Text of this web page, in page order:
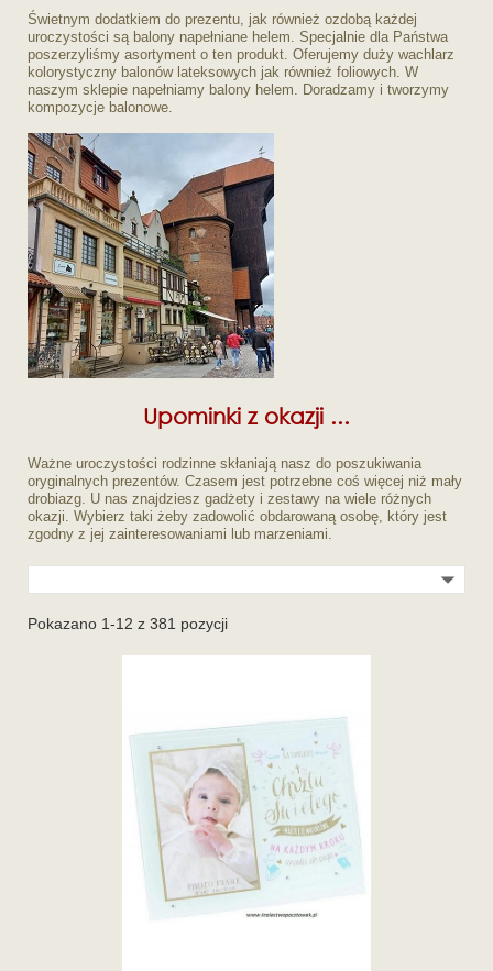
Świetnym dodatkiem do prezentu, jak również ozdobą każdej
uroczystości są balony napełniane helem. Specjalnie dla Państwa
poszerzyliśmy asortyment o ten produkt. Oferujemy duży wachlarz
kolorystyczny balonów lateksowych jak również foliowych. W
naszym sklepie napełniamy balony helem. Doradzamy i tworzymy
kompozycje balonowe.
Upominki z okazji ...
Ważne uroczystości rodzinne skłaniają nasz do poszukiwania
oryginalnych prezentów. Czasem jest potrzebne coś więcej niż mały
drobiazg. U nas znajdziesz gadżety i zestawy na wiele różnych
okazji. Wybierz taki żeby zadowolić obdarowaną osobę, który jest
zgodny z jej zainteresowaniami lub marzeniami.

Pokazano 1-12 z 381 pozycji